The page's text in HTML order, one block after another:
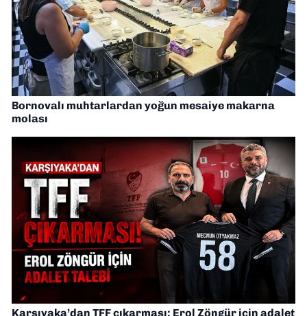
Bornovalı muhtarlardan yoğun mesaiye makarna
molası
Karşıyaka’dan TFF çıkarması: Erol Zöngür için adalet